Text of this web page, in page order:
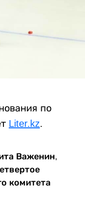
по
Liter.kz.
Важенин,
комитета